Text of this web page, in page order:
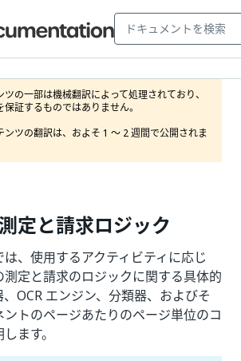
ツの一部は機械翻訳によって処理されており、
証するものではありません。
ンツの翻訳は、およそ 1 ～ 2 週間で公開されま
定と請求ロジック
、使用するアクティビティに応じ
定と請求のロジックに関する具体的
OCR エンジン、分類器、およびそ
トのページあたりのページ単位のコ
ます。